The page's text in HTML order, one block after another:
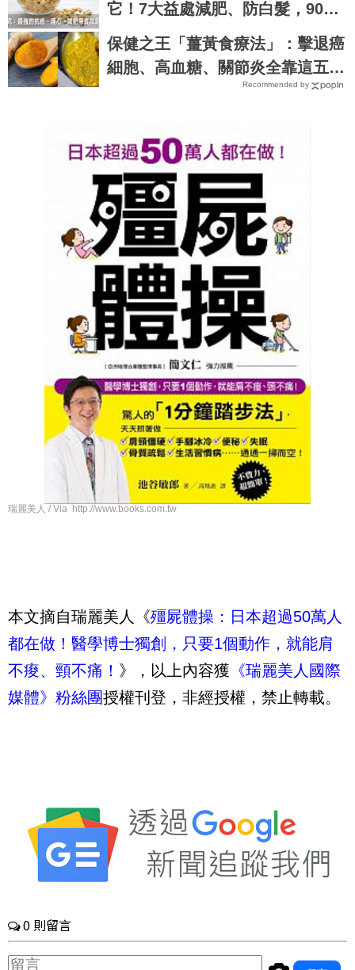
它！7大益處減肥、防白髮，90%
的人都不知道｜每日健康 Health
保健之王「薑黃食療法」：擊退癌
細胞、高血糖、關節炎全靠這五道
菜！家庭主婦必學｜每日健康Heal
Recommended by
瑞麗美人 / Via http://www.books.com.tw
本文摘自瑞麗美人《殭屍體操：日本超過50萬人
都在做！醫學博士獨創，只要1個動作，就能肩
不痠、頸不痛！ 》，以上內容獲 《瑞麗美人國際
媒體》粉絲團授權刊登，非經授權，禁止轉載。